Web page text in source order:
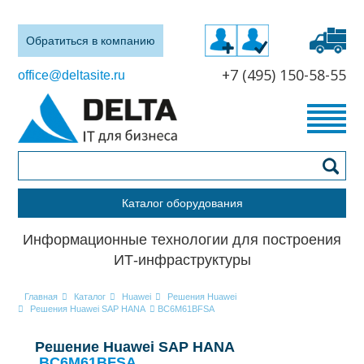
Обратиться в компанию
office@deltasite.ru +7 (495) 150-58-55
Каталог оборудования
Информационные технологии для построения
ИТ-инфраструктуры
Главная Каталог Huawei
Решения Huawei
Решения Huawei SAP HANA
BC6M61BFSA
Решение Huawei SAP HANA